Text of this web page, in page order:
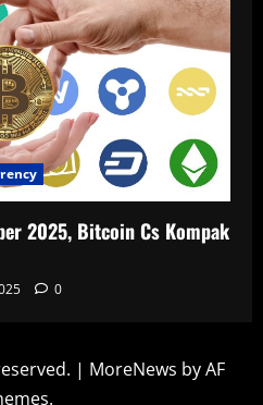
2025, Bitcoin Cs Kompak
0
| MoreNews by AF